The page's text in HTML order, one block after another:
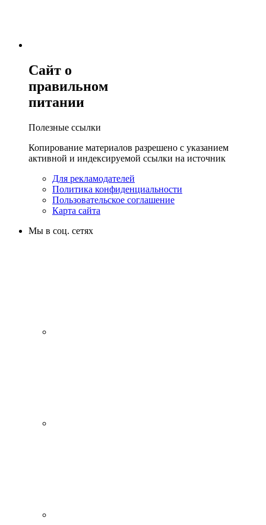
Сайт о
правильном
питании
Полезные ссылки
Копирование материалов разрешено с указанием
активной и индексируемой ссылки на источник
Для рекламодателей
Политика конфиденциальности
Пользовательское соглашение
Карта сайта
Мы в соц. сетях